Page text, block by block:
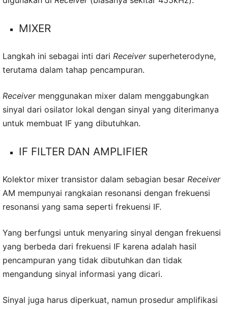
MIXER
Langkah ini sebagai inti dari Receiversuperheterodyne,
terutama dalam tahap pencampuran.
Receivermenggunakan mixer dalam menggabungkan
sinyal dari osilator lokal dengan sinyal yang diterimanya
untuk membuat IF yang dibutuhkan.
IF FILTER DAN AMPLIFIER
Kolektor mixer transistor dalam sebagian besar Receiver
AM mempunyai rangkaian resonansi dengan frekuensi
resonansi yang sama seperti frekuensi IF.
Yang berfungsi untuk menyaring sinyal dengan frekuensi
yang berbeda dari frekuensi IF karena adalah hasil
pencampuran yang tidak dibutuhkan dan tidak
mengandung sinyal informasi yang dicari.
Sinyal juga harus diperkuat, namun prosedur amplifikasi